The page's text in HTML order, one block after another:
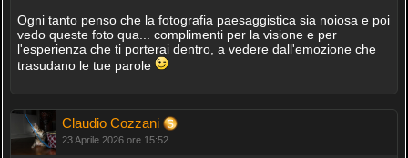
Ogni tanto penso che la fotografia paesaggistica sia noiosa e poi
vedo queste foto qua... complimenti per la visione e per
l'esperienza che ti porterai dentro, a vedere dall'emozione che
trasudano le tue parole
Claudio Cozzani
23 Aprile 2026 ore 15:52